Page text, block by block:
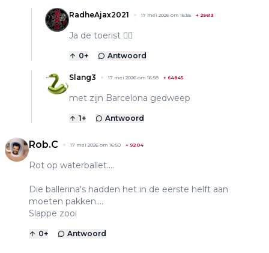
RadheAjax2021 17 mei 2026 om 16:55 + 25613
Ja de toerist 👌🏻
0+ Antwoord
Slang3 17 mei 2026 om 16:58 + 64845
met zijn Barcelona gedweep
1+ Antwoord
Rob.C 17 mei 2026 om 16:50 + 9204
Rot op waterballet....
Die ballerina's hadden het in de eerste helft aan
moeten pakken....
Slappe zooi
0+ Antwoord